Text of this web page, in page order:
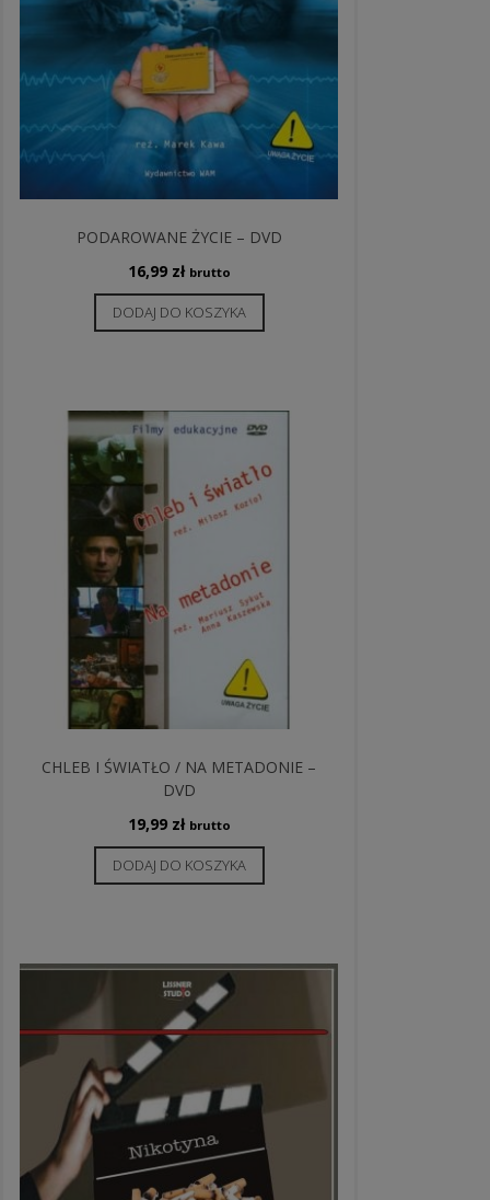
PODAROWANE ŻYCIE – DVD
16,99 zł brutto
DODAJ DO KOSZYKA
CHLEB I ŚWIATŁO / NA METADONIE –
DVD
19,99 zł brutto
DODAJ DO KOSZYKA